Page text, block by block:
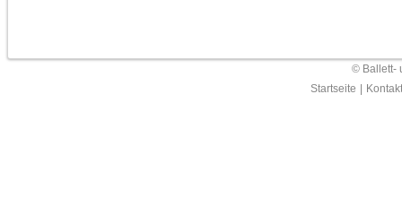
© Ballett-
Startseite
Kontakt